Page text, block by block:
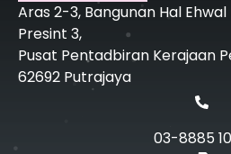
Aras 2-3, Bangunan Hal
Presint 3,
Pusat Pentadbiran Kerajaan
62692 Putrajaya
03-8885